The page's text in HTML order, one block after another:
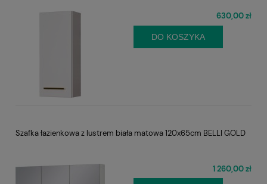
630,00 zł
DO KOSZYKA
Szafka łazienkowa z lustrem biała matowa 120x65cm BELLI GOLD
1 260,00 zł